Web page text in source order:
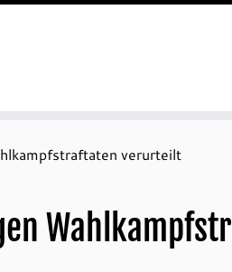
verurteilt